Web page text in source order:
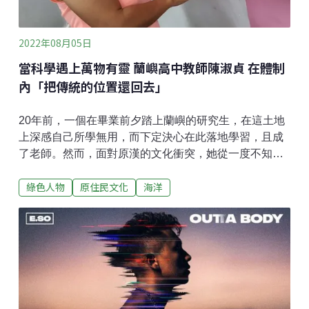
2022年08月05日
當科學遇上萬物有靈 蘭嶼高中教師陳淑貞 在體制
內「把傳統的位置還回去」
20年前，一個在畢業前夕踏上蘭嶼的研究生，在這土地
上深感自己所學無用，而下定決心在此落地學習，且成
了老師。然而，面對原漢的文化衝突，她從一度不知所
為「迷信」的原民傳統，在學校教育底下獲得翻轉及價
地上，以教育推動一場場社會運動的工作者。文化從來
沒有進步與落後，只有強勢跟弱勢的差別出生在苗栗苑
裡的陳淑貞，從小住在山上，母親總形容她野得像男
孩，是個喜歡在山裡跑、樹上爬的孩子，她從小就喜歡
看生態紀錄片，高中開始投入賞鳥研究，她的志願是當
《國家地理雜誌》的記者，幻想一個人在野外跟著動物
綠色人物 原住民文化 海洋